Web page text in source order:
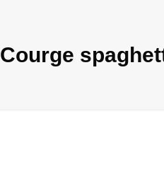
Courge